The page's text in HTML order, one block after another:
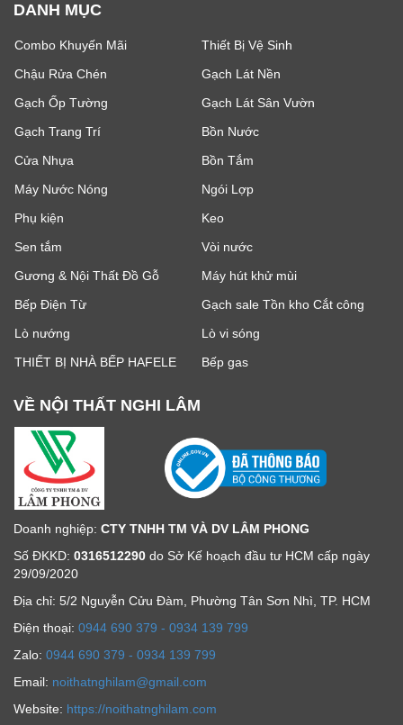
DANH MỤC
Combo Khuyến Mãi
Thiết Bị Vệ Sinh
Chậu Rửa Chén
Gạch Lát Nền
Gạch Ốp Tường
Gạch Lát Sân Vườn
Gạch Trang Trí
Bồn Nước
Cửa Nhựa
Bồn Tắm
Máy Nước Nóng
Ngói Lợp
Phụ kiện
Keo
Sen tắm
Vòi nước
Gương & Nội Thất Đồ Gỗ
Máy hút khử mùi
Bếp Điện Từ
Gạch sale Tồn kho Cắt công
Lò nướng
Lò vi sóng
THIẾT BỊ NHÀ BẾP HAFELE
Bếp gas
VỀ NỘI THẤT NGHI LÂM
Doanh nghiệp: CTY TNHH TM VÀ DV LÂM PHONG
Số ĐKKD: 0316512290 do Sở Kế hoạch đầu tư HCM cấp ngày
29/09/2020
Địa chỉ: 5/2 Nguyễn Cửu Đàm, Phường Tân Sơn Nhì, TP. HCM
Ðiện thoại: 0944 690 379 - 0934 139 799
Zalo: 0944 690 379 - 0934 139 799
Email: noithatnghilam@gmail.com
Website: https://noithatnghilam.com